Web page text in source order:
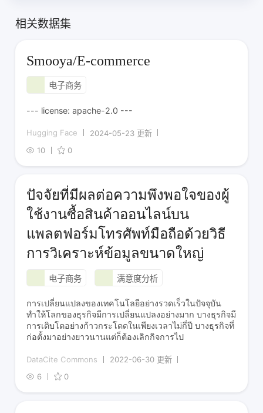
相关数据集
Smooya/E-commerce
电子商务
--- license: apache-2.0 ---
Hugging Face
2024-05-23 更新
10
0
ปัจจัยที่มีผลต่อความพึงพอใจของผู้
ใช้งานซื้อสินค้าออนไลน์บน
แพลตฟอร์มโทรศัพท์มือถือด้วยวิธี
การวิเคราะห์ข้อมูลขนาดใหญ่
电子商务 满意度分析
การเปลี่ยนแปลงของเทคโนโลยีอย่างรวดเร็วในปัจจุบัน
ทำให้โลกของธุรกิจมีการเปลี่ยนแปลงอย่างมาก บางธุรกิจมี
การเติบโตอย่างก้าวกระโดดในเพียงเวลาไม่กี่ปี บางธุรกิจที่
ก่อตั้งมาอย่างยาวนานแต่ก็ต้องเลิกกิจการไป
DataCite Commons
2022-06-30 更新
6
0